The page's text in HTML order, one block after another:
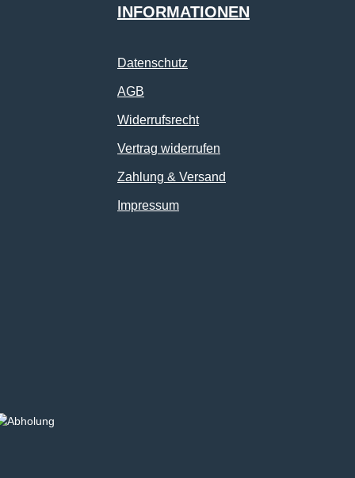
INFORMATIONEN
Datenschutz
AGB
Widerrufsrecht
Vertrag widerrufen
Zahlung & Versand
Impressum